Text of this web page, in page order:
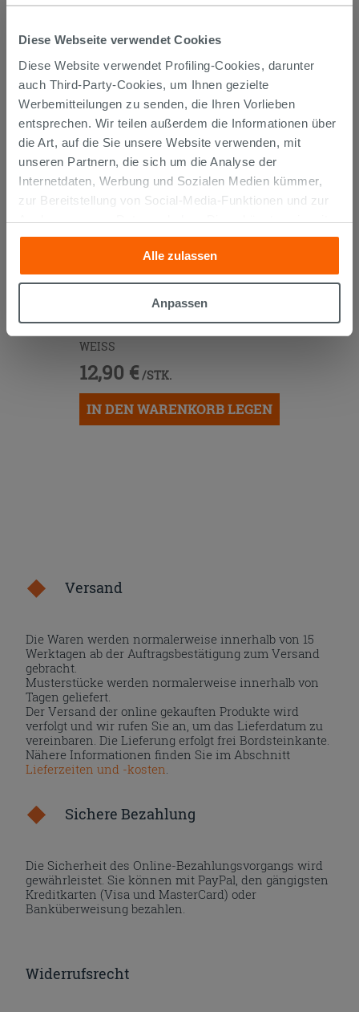
Diese Webseite verwendet Cookies
Diese Website verwendet Profiling-Cookies, darunter
auch Third-Party-Cookies, um Ihnen gezielte
Werbemitteilungen zu senden, die Ihren Vorlieben
entsprechen. Wir teilen außerdem die Informationen über
die Art, auf die Sie unsere Website verwenden, mit
unseren Partnern, die sich um die Analyse der
Internetdaten, Werbung und Sozialen Medien kümmer,
zur Bereitstellung von Social-Media-Funktionen und zur
Analyse unseres Datenverkehrs. Diese könnten sie mit
anderen Informationen, die Sie ihnen geliefert haben oder
die sie aufgrund Ihrer Verwendung ihrer Dienste
gesammelt haben, kombinieren. Falls Sie mehr wissen
möchten oder Ihre Zustimmung zu allen oder einigen
Zustimmung kann durch Klicken auf die Schaltfläche
„Cookies akzeptieren“ gegeben werden. Wenn Sie auf
die Schaltfläche "X" klicken, können Sie das Surfen erst
nach der Installation der technischen Cookies fortsetzen.
Alle zulassen
Anpassen
KUNDEN, DIE DIESEN ARTIKEL
GEKAUFT HABEN, KAUFTEN
AUCH...
WEISS
12,90 € /STK.
IN DEN WARENKORB LEGEN
Versand
Die Waren werden normalerweise innerhalb von 15
Werktagen ab der Auftragsbestätigung zum Versand
gebracht.
Musterstücke werden normalerweise innerhalb von
Tagen geliefert.
Der Versand der online gekauften Produkte wird
verfolgt und wir rufen Sie an, um das Lieferdatum zu
vereinbaren. Die Lieferung erfolgt frei Bordsteinkante.
Nähere Informationen finden Sie im Abschnitt
Lieferzeiten und -kosten
Sichere Bezahlung
Die Sicherheit des Online-Bezahlungsvorgangs wird
gewährleistet. Sie können mit PayPal, den gängigsten
Kreditkarten (Visa und MasterCard) oder
Banküberweisung bezahlen.
Widerrufsrecht